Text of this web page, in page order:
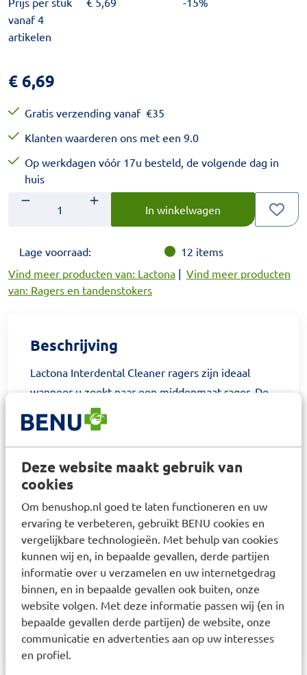
Deze website maakt gebruik van
cookies
Om benushop.nl goed te laten functioneren en uw
ervaring te verbeteren, gebruikt BENU cookies en
vergelijkbare technologieën. Met behulp van cookies
kunnen wij en, in bepaalde gevallen, derde partijen
informatie over u verzamelen en uw internetgedrag
binnen, en in bepaalde gevallen ook buiten, onze
website volgen. Met deze informatie passen wij (en in
bepaalde gevallen derde partijen) de website, onze
communicatie en advertenties aan op uw interesses
en profiel.
vanaf 4
artikelen
€ 6,69
Gratis verzending vanaf €35
Klanten waarderen ons met een 9.0
Op werkdagen vóór 17u besteld, de volgende dag in
huis
Aantal
Voer het gewenste aantal in.
In winkelwagen
Lage voorraad: 12 items
Vind meer producten van: Lactona | Vind meer producten
van: Ragers en tandenstokers
Beschrijving
Lactona Interdental Cleaner ragers zijn ideaal
wanneer u zoekt naar een middenmaat rager. De
Interdental Cleaner bestaat uit 10 soorten maten,
het gaat hierbij om de XX-Large 12.0 mm
donkerrode ragers. De rager bestaat uit een
rechte lijn, waardoor hij makkelijk tussen de
tanden glijdt. Het gebruiken van een Lactona
cilindrische rager is in vele opzichten een goede
stap voor uw mondverzorging. Rager voorkomen
namelijk een aantal gebitsproblemen en
tandvleesproblemen. Zo gaat het bijvoorbeeld om:
Tandplak tussen tanden en kiezen
Cariës
Ontstoken tandvlees
Tandsteen